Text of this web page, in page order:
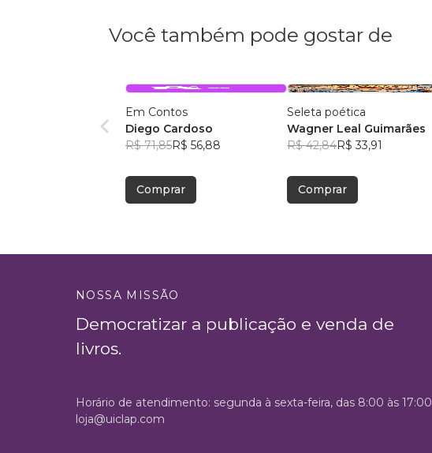
Você também pode gostar de
Em Contos
Diego Cardoso
R$ 71,85R$ 56,88
Comprar
Seleta poética
Wagner Leal Guimarães
R$ 42,84R$ 33,91
Comprar
NOSSA MISSÃO
Democratizar a publicação e venda de
livros.
Horário de atendimento: segunda à sexta-feira, das 8:00 às 17:00
loja@uiclap.com